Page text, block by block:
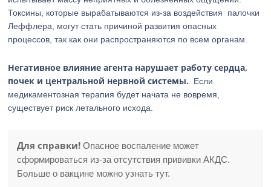
Токсины, которые вырабатываются из-за воздействия палочки
Леффлера, могут стать причиной развития опасных
процессов, так как они распространяются по всем органам.
Негативное влияние агента нарушает работу сердца,
почек и центральной нервной системы.
Если
медикаментозная терапия будет начата не вовремя,
существует риск летального исхода.
Для справки! Опасное воспаление может
сформироваться из-за отсутствия прививки АКДС.
Больше о вакцине можно узнать тут.